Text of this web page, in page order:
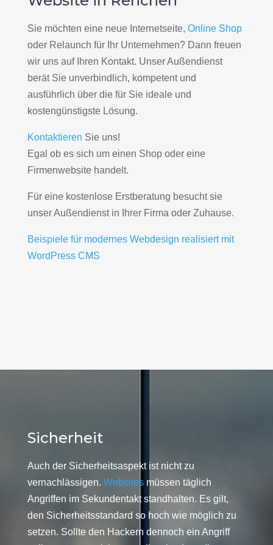
Sie möchten eine neue Internetseite, Online Shop
oder Relaunch für Ihr Unternehmen? Dann freuen
wir uns auf Ihren Kontakt. Unser Außendienst
berät Sie unverbindlich, kompetent und
ausführlich über die für Sie ideale und
kostengünstigste Lösung.
Kontaktieren Sie uns!
Egal ob es sich um einen Shop oder eine
Firmenwebsite handelt.
Für eine kostenlose Erstberatung besucht sie
unser Außendienst in Ihrer Firma oder Zuhause.
Beispiele für modernes Webdesign realisiert mit
WordPress CMS
Sicherheit
Auch der Sicherheitsaspekt ist nicht zu
vernachlässigen. Websitesmüssen täglich
Angriffen im Sekundentakt standhalten. Es gilt,
den Sicherheitsstandard so hoch wie möglich zu
setzen. Sollte den Hackern dennoch ein Angriff